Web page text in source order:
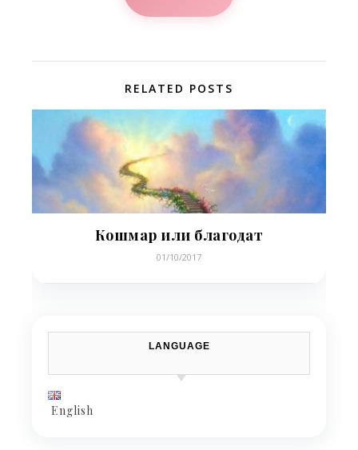
RELATED POSTS
Кошмар или благодат
01/10/2017
LANGUAGE
English